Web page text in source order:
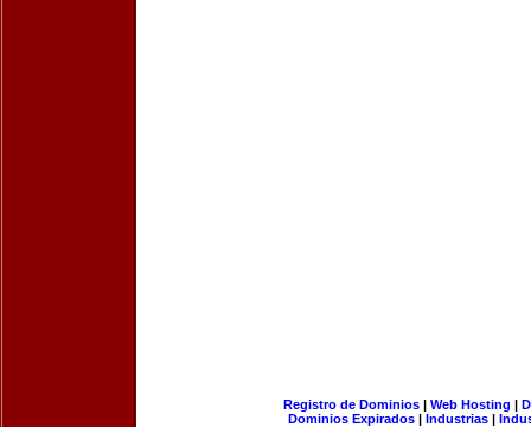
Registro de Dominios| Web Hosting |
Dominios Expirados | Industrias |